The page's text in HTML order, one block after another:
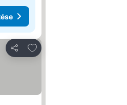
Megosztás
Hozzáadás a